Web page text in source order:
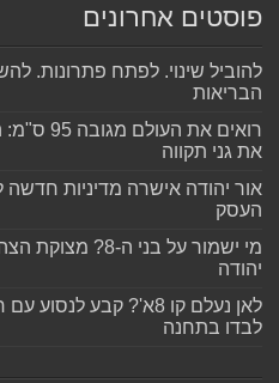
פוסטים אחרונים
להוביל שינוי. לפתח פתרונות.
הבריאות
רואים
את גני תקווה
אור יהודה אישרה מדיניות
העסק
מי ישמור על בני
יהודה
לאן נעלם קו 8א'? קבע
לבדו בתחנה